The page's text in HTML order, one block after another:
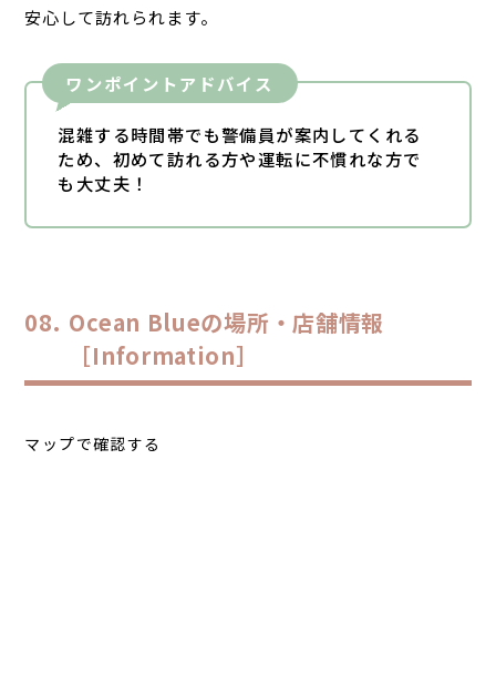
安心して訪れられます。
ワンポイントアドバイス
混雑する時間帯でも警備員が案内してくれる
ため、初めて訪れる方や運転に不慣れな方で
も大丈夫！
Ocean Blueの場所・店舗情報
［Information］
マップで確認する